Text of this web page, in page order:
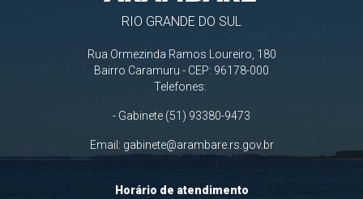
RIO GRANDE DO SUL
Rua Ormezinda Ramos Loureiro, 180
Bairro Caramuru - CEP: 96178-000
Telefones:
- Gabinete (51) 93380-9473
Email: gabinete@arambare.rs.gov.br
Horário de atendimento